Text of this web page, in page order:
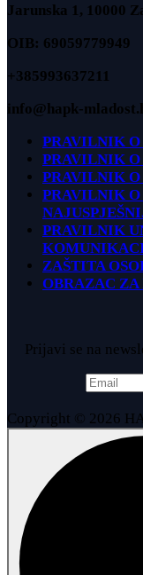
Jarunska 1, 10000
OIB: 69059779949
+385993637211
info@hapk-
PRAVILNIK
PRAVILNIK
PRAVILNIK O
PRAVILNIK O
PRAVILNIK
ZAŠTITA
OBRAZAC ZA
Prijavi se na
Copyright © 2026